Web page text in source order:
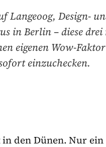
Langeoog, Design-
in Berlin – diese drei
eigenen Wow-
einzuchecken.
den Dünen. Nur ein